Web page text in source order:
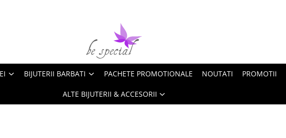
BIJUTERII BARBATI PACHETE PROMOTIONALE NOUTATI PROMOTII
ALTE BIJUTERII & ACCESORII